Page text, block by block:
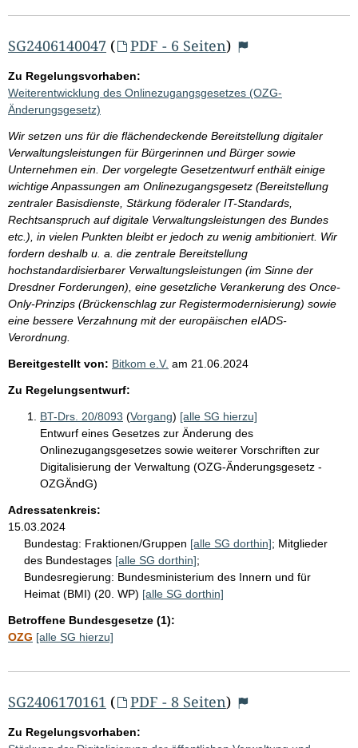
SG2406140047 ( PDF - 6 Seiten)
Zu Regelungsvorhaben:
Weiterentwicklung des Onlinezugangsgesetzes (OZG-
Änderungsgesetz)
Wir setzen uns für die flächendeckende Bereitstellung digitaler
Verwaltungsleistungen für Bürgerinnen und Bürger sowie
Unternehmen ein. Der vorgelegte Gesetzentwurf enthält einige
wichtige Anpassungen am Onlinezugangsgesetz (Bereitstellung
zentraler Basisdienste, Stärkung föderaler IT-Standards,
Rechtsanspruch auf digitale Verwaltungsleistungen des Bundes
etc.), in vielen Punkten bleibt er jedoch zu wenig ambitioniert. Wir
fordern deshalb u. a. die zentrale Bereitstellung
hochstandardisierbarer Verwaltungsleistungen (im Sinne der
Dresdner Forderungen), eine gesetzliche Verankerung des Once-
Only-Prinzips (Brückenschlag zur Registermodernisierung) sowie
eine bessere Verzahnung mit der europäischen eIADS-
Verordnung.
Bereitgestellt von: Bitkom e.V. am 21.06.2024
Zu Regelungsentwurf:
BT-Drs. 20/8093 (Vorgang) [alle SG hierzu]
Entwurf eines Gesetzes zur Änderung des
Onlinezugangsgesetzes sowie weiterer Vorschriften zur
Digitalisierung der Verwaltung (OZG-Änderungsgesetz -
OZGÄndG)
Adressatenkreis:
15.03.2024
Bundestag: Fraktionen/Gruppen [alle SG dorthin]; Mitglieder
des Bundestages [alle SG dorthin];
Bundesregierung: Bundesministerium des Innern und für
Heimat (BMI) (20. WP) [alle SG dorthin]
Betroffene Bundesgesetze (1):
OZG [alle SG hierzu]
SG2406170161 ( PDF - 8 Seiten)
Zu Regelungsvorhaben: